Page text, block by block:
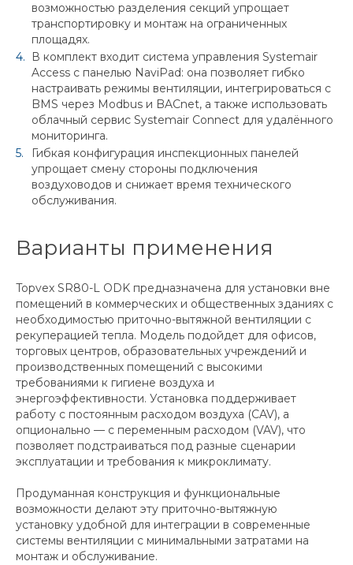
возможностью разделения секций упрощает
транспортировку и монтаж на ограниченных
площадях.
В комплект входит система управления Systemair
Access с панелью NaviPad: она позволяет гибко
настраивать режимы вентиляции, интегрироваться с
BMS через Modbus и BACnet, а также использовать
облачный сервис Systemair Connect для удалённого
мониторинга.
Гибкая конфигурация инспекционных панелей
упрощает смену стороны подключения
воздуховодов и снижает время технического
обслуживания.
Варианты применения
Topvex SR80-L ODK предназначена для установки вне
помещений в коммерческих и общественных зданиях с
необходимостью приточно-вытяжной вентиляции с
рекуперацией тепла. Модель подойдет для офисов,
торговых центров, образовательных учреждений и
производственных помещений с высокими
требованиями к гигиене воздуха и
энергоэффективности. Установка поддерживает
работу с постоянным расходом воздуха (CAV), а
опционально — с переменным расходом (VAV), что
позволяет подстраиваться под разные сценарии
эксплуатации и требования к микроклимату.
Продуманная конструкция и функциональные
возможности делают эту приточно-вытяжную
установку удобной для интеграции в современные
системы вентиляции с минимальными затратами на
монтаж и обслуживание.